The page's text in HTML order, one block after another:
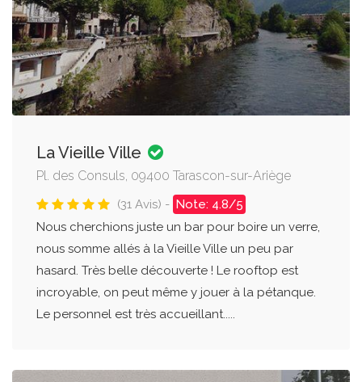
La Vieille Ville
Pl. des Consuls, 09400 Tarascon-sur-Ariège
(31 Avis) - Note: 4.8/5
Nous cherchions juste un bar pour boire un verre,
nous somme allés à la Vieille Ville un peu par
hasard. Très belle découverte ! Le rooftop est
incroyable, on peut même y jouer à la pétanque.
Le personnel est très accueillant.....